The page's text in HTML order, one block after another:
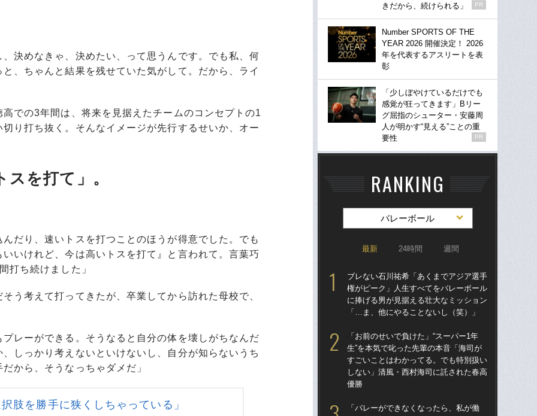
決めなきゃ、決めたい、って思うんです。でも私、何
、ちゃんと結果を残せていた気がして。だから、ライ
での3年間は、将来を見据えたチームのコンセプトの1
り打ち抜く。そんなイメージが先行するせいか、オー
を打て」。
だり、速いトスを打つことのほうが得意でした。でも
いけれど、今は高いトスを打て』と言われて。言葉巧
打ち続けました」
考えて打ってきたが、卒業してから訪れた母校で、
レーができる。そうなると自分の体を壊しがちなんだ
しっかり考えないといけないし、自分が知らないうち
から、そうなっちゃダメだ」
肢を勝手に狭くしちゃっている」
きだから、続けられる」
PR
Number SPORTS OF THE
YEAR 2026 開催決定！ 2026
年を代表するアスリートを表
彰
「少しぼやけているだけでも
感覚が狂ってきます」Bリー
グ屈指のシューター・安藤周
人が明かす“見える”ことの重
要性
PR
RANKING
バレーボール
最新 24時間 週間
ブレない石川祐希「あくまでアジア選手
権がピーク」人生すべてをバレーボール
に捧げる男が見据える壮大なミッション
「…ま、他にやることないし（笑）」
「お前のせいで負けた」“スーパー1年
生”を本気で叱った先輩の本音「海司が
すごいことはわかってる。でも特別扱い
しない」清風・西村海司に託された春高
優勝
「バレーができなくなったら、私が働